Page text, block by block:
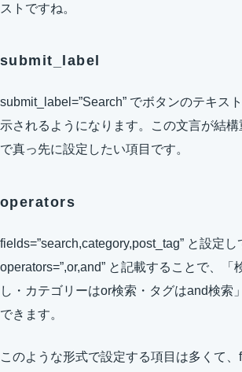
ストですね。
submit_label
submit_label=”Search” でボタンのテキス
示されるようになります。この文言が結
で真っ先に設定したい項目です。
operators
fields=”search,category,post_tag” と設定し
operators=”,or,and” と記載することで、「
し・カテゴリーはor検索・タグはand検索
できます。
このような形式で設定する項目は多くて